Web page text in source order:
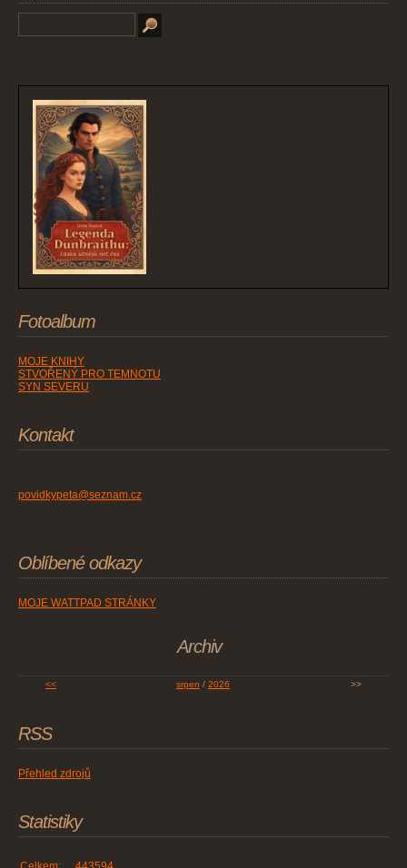
Fotoalbum
MOJE KNIHY
STVOŘENÝ PRO TEMNOTU
SYN SEVERU
Kontakt
povidkypeta@seznam.cz
Oblíbené odkazy
MOJE WATTPAD STRÁNKY
Archiv
<< srpen / 2026 >>
RSS
Přehled zdrojů
Statistiky